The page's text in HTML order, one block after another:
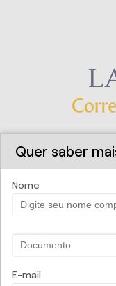
Quer saber
Nome
E-mail